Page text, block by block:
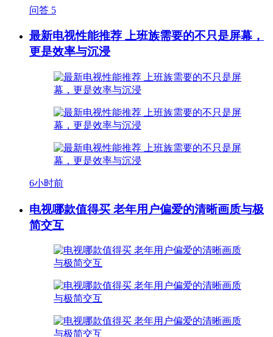
问答 5
最新电视性能推荐 上班族需要的不只是屏幕，
更是效率与沉浸
6小时前
电视哪款值得买 老年用户偏爱的清晰画质与极
简交互